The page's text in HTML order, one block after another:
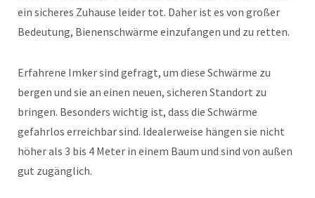
ein sicheres Zuhause leider tot. Daher ist es von großer
Bedeutung, Bienenschwärme einzufangen und zu retten.
Erfahrene Imker sind gefragt, um diese Schwärme zu
bergen und sie an einen neuen, sicheren Standort zu
bringen. Besonders wichtig ist, dass die Schwärme
gefahrlos erreichbar sind. Idealerweise hängen sie nicht
höher als 3 bis 4 Meter in einem Baum und sind von außen
gut zugänglich.